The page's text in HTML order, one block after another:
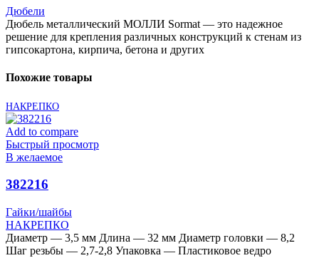
Дюбели
Дюбель металлический МОЛЛИ Sormat — это надежное
решение для крепления различных конструкций к стенам из
гипсокартона, кирпича, бетона и других
Похожие товары
НАКРЕПКО
Add to compare
Быстрый просмотр
В желаемое
382216
Гайки/шайбы
НАКРЕПКО
Диаметр — 3,5 мм Длина — 32 мм Диаметр головки — 8,2
Шаг резьбы — 2,7-2,8 Упаковка — Пластиковое ведро